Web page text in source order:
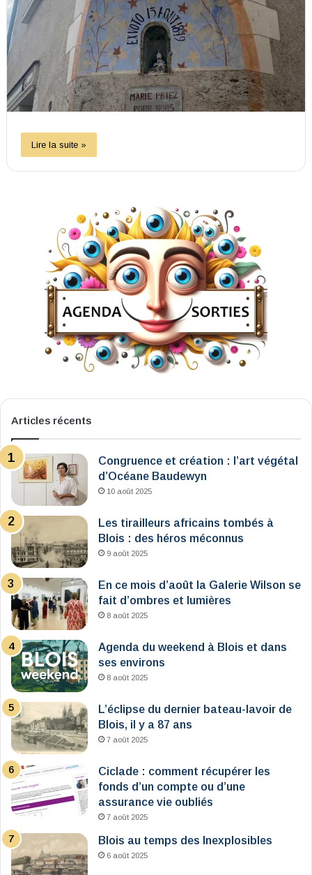
Lire la suite »
Articles récents
Congruence et création : l’art végétal
d’Océane Baudewyn
10 août 2025
Les tirailleurs africains tombés à
Blois : des héros méconnus
9 août 2025
En ce mois d’août la Galerie Wilson se
fait d’ombres et lumières
8 août 2025
Agenda du weekend à Blois et dans
ses environs
8 août 2025
L’éclipse du dernier bateau-lavoir de
Blois, il y a 87 ans
7 août 2025
Ciclade : comment récupérer les
fonds d’un compte ou d’une
assurance vie oubliés
7 août 2025
Blois au temps des Inexplosibles
6 août 2025